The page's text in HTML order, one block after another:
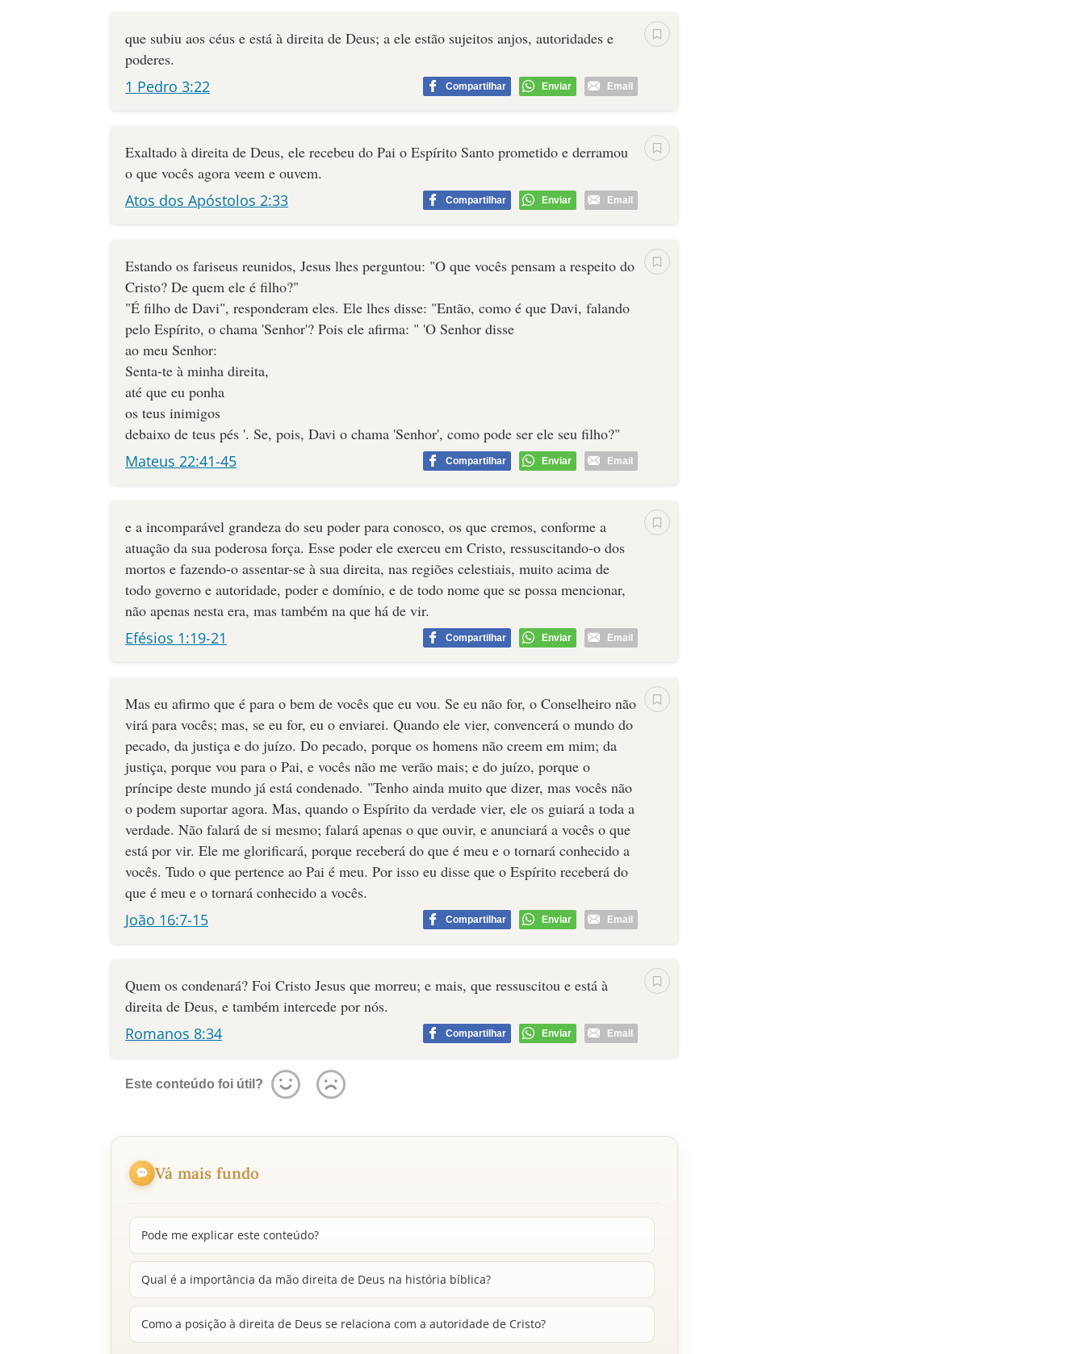
que subiu aos céus e está à direita de Deus; a ele estão sujeitos anjos, autoridades e
poderes.
1 Pedro 3:22
Compartilhar Enviar Email
Exaltado à direita de Deus, ele recebeu do Pai o Espírito Santo prometido e derramou
o que vocês agora veem e ouvem.
Atos dos Apóstolos 2:33
Compartilhar Enviar Email
Estando os fariseus reunidos, Jesus lhes perguntou: "O que vocês pensam a respeito do
Cristo? De quem ele é filho?"
"É filho de Davi", responderam eles. Ele lhes disse: "Então, como é que Davi, falando
pelo Espírito, o chama 'Senhor'? Pois ele afirma: " 'O Senhor disse
ao meu Senhor:
Senta-te à minha direita,
até que eu ponha
os teus inimigos
debaixo de teus pés '. Se, pois, Davi o chama 'Senhor', como pode ser ele seu filho?"
Mateus 22:41-45
Compartilhar Enviar Email
e a incomparável grandeza do seu poder para conosco, os que cremos, conforme a
atuação da sua poderosa força. Esse poder ele exerceu em Cristo, ressuscitando-o dos
mortos e fazendo-o assentar-se à sua direita, nas regiões celestiais, muito acima de
todo governo e autoridade, poder e domínio, e de todo nome que se possa mencionar,
não apenas nesta era, mas também na que há de vir.
Efésios 1:19-21
Compartilhar Enviar Email
Mas eu afirmo que é para o bem de vocês que eu vou. Se eu não for, o Conselheiro não
virá para vocês; mas, se eu for, eu o enviarei. Quando ele vier, convencerá o mundo do
pecado, da justiça e do juízo. Do pecado, porque os homens não creem em mim; da
justiça, porque vou para o Pai, e vocês não me verão mais; e do juízo, porque o
príncipe deste mundo já está condenado. "Tenho ainda muito que dizer, mas vocês não
o podem suportar agora. Mas, quando o Espírito da verdade vier, ele os guiará a toda a
verdade. Não falará de si mesmo; falará apenas o que ouvir, e anunciará a vocês o que
está por vir. Ele me glorificará, porque receberá do que é meu e o tornará conhecido a
vocês. Tudo o que pertence ao Pai é meu. Por isso eu disse que o Espírito receberá do
que é meu e o tornará conhecido a vocês.
João 16:7-15
Compartilhar Enviar Email
Quem os condenará? Foi Cristo Jesus que morreu; e mais, que ressuscitou e está à
direita de Deus, e também intercede por nós.
Romanos 8:34
Compartilhar Enviar Email
Este conteúdo foi útil?
Vá mais fundo
Pode me explicar este conteúdo?
Qual é a importância da mão direita de Deus na história bíblica?
Como a posição à direita de Deus se relaciona com a autoridade de Cristo?